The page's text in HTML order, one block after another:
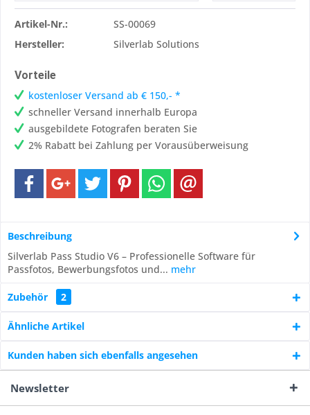
Artikel-Nr.:
SS-00069
Hersteller:
Silverlab Solutions
Vorteile
kostenloser Versand ab € 150,- *
schneller Versand innerhalb Europa
ausgebildete Fotografen beraten Sie
2% Rabatt bei Zahlung per Vorausüberweisung
Beschreibung
Silverlab Pass Studio V6 – Professionelle Software für
Passfotos, Bewerbungsfotos und... mehr
Zubehör 2
Ähnliche Artikel
Kunden haben sich ebenfalls angesehen
Newsletter